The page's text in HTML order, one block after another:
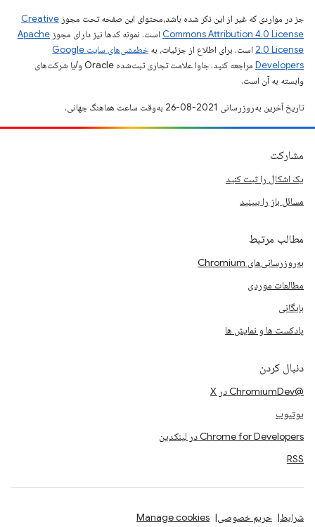
جز در مواردی که غیر از این ذکر شده باشد،‌محتوای این صفحه تحت مجوز Creative
Commons Attribution 4.0 License است. نمونه کدها نیز دارای مجوز Apache
2.0 License است. برای اطلاع از جزئیات، به
خطمشی‌های سایت Google
Developers‏
مراجعه کنید. جاوا علامت تجاری ثبت‌شده Oracle و/یا شرکت‌های
وابسته به آن است.
تاریخ آخرین به‌روزرسانی 2021-08-26 به‌وقت ساعت هماهنگ جهانی.
مشارکت
یک اشکال را ثبت کنید
مسائل باز را ببینید
مطالب مرتبط
به‌روزرسانی‌های Chromium
مطالعات موردی
بایگانی
پادکست ها و نمایش ها
دنبال کردن
@ChromiumDev در X
یوتیوب
Chrome for Developers در لینکدین
RSS
شرایط حریم خصوصی Manage cookies